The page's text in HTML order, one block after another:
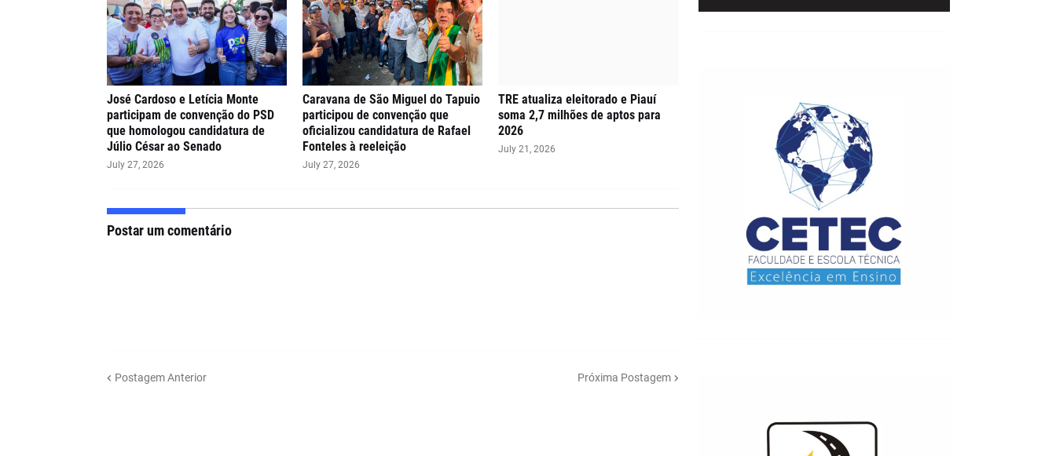
José Cardoso e Letícia Monte
participam de convenção do PSD
que homologou candidatura de
Júlio César ao Senado
July 27, 2026
Caravana de São Miguel do Tapuio
participou de convenção que
oficializou candidatura de Rafael
Fonteles à reeleição
July 27, 2026
TRE atualiza eleitorado e Piauí
soma 2,7 milhões de aptos para
2026
July 21, 2026
Postar um comentário
Postagem Anterior Próxima Postagem